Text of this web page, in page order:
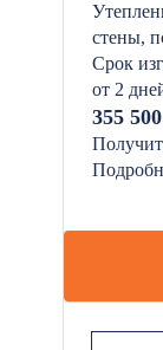
стены,
Срок
от 2
355